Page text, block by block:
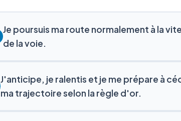
Je poursuis ma route normalement à la
de la voie.
J'anticipe, je ralentis et je me prépare à
ma trajectoire selon la règle d'or.